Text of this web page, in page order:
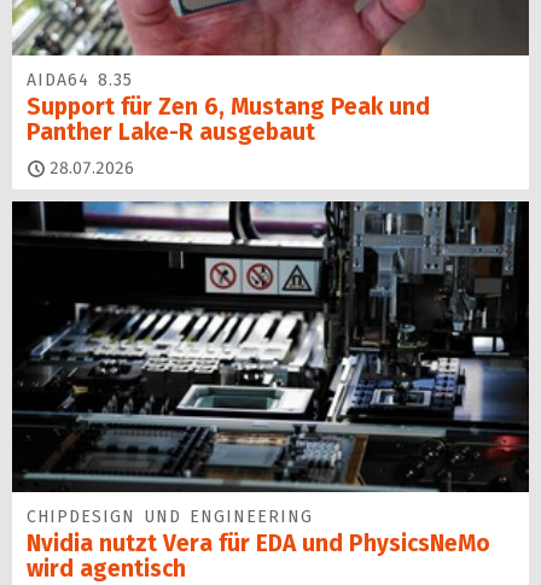
AIDA64 8.35
Support für Zen 6, Mustang Peak und
Panther Lake-R ausgebaut
28.07.2026
CHIPDESIGN UND ENGINEERING
Nvidia nutzt Vera für EDA und PhysicsNeMo
wird agentisch